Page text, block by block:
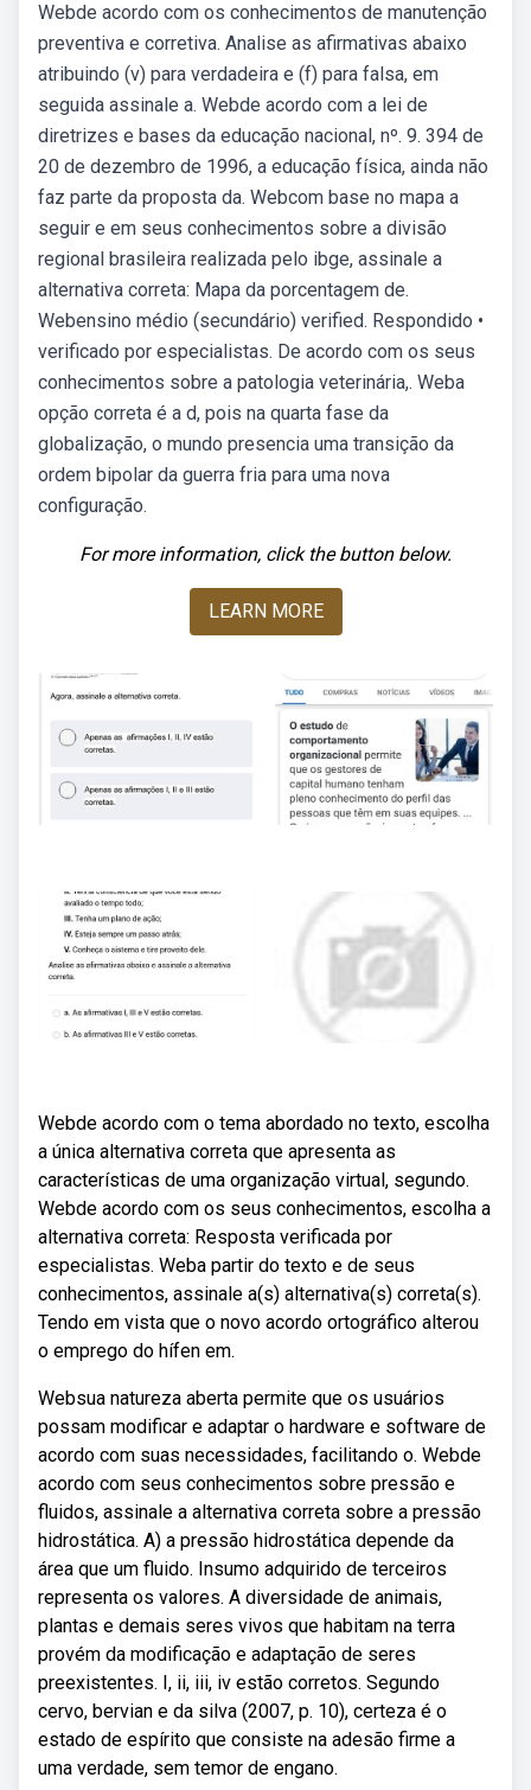
Webde acordo com os conhecimentos de manutenção
preventiva e corretiva. Analise as afirmativas abaixo
atribuindo (v) para verdadeira e (f) para falsa, em
seguida assinale a. Webde acordo com a lei de
diretrizes e bases da educação nacional, nº. 9. 394 de
20 de dezembro de 1996, a educação física, ainda não
faz parte da proposta da. Webcom base no mapa a
seguir e em seus conhecimentos sobre a divisão
regional brasileira realizada pelo ibge, assinale a
alternativa correta: Mapa da porcentagem de.
Webensino médio (secundário) verified. Respondido •
verificado por especialistas. De acordo com os seus
conhecimentos sobre a patologia veterinária,. Weba
opção correta é a d, pois na quarta fase da
globalização, o mundo presencia uma transição da
ordem bipolar da guerra fria para uma nova
configuração.
For more information, click the button below.
LEARN MORE
Webde acordo com o tema abordado no texto, escolha
a única alternativa correta que apresenta as
características de uma organização virtual, segundo.
Webde acordo com os seus conhecimentos, escolha a
alternativa correta: Resposta verificada por
especialistas. Weba partir do texto e de seus
conhecimentos, assinale a(s) alternativa(s) correta(s).
Tendo em vista que o novo acordo ortográfico alterou
o emprego do hífen em.
Websua natureza aberta permite que os usuários
possam modificar e adaptar o hardware e software de
acordo com suas necessidades, facilitando o. Webde
acordo com seus conhecimentos sobre pressão e
fluidos, assinale a alternativa correta sobre a pressão
hidrostática. A) a pressão hidrostática depende da
área que um fluido. Insumo adquirido de terceiros
representa os valores. A diversidade de animais,
plantas e demais seres vivos que habitam na terra
provém da modificação e adaptação de seres
preexistentes. I, ii, iii, iv estão corretos. Segundo
cervo, bervian e da silva (2007, p. 10), certeza é o
estado de espírito que consiste na adesão firme a
uma verdade, sem temor de engano.